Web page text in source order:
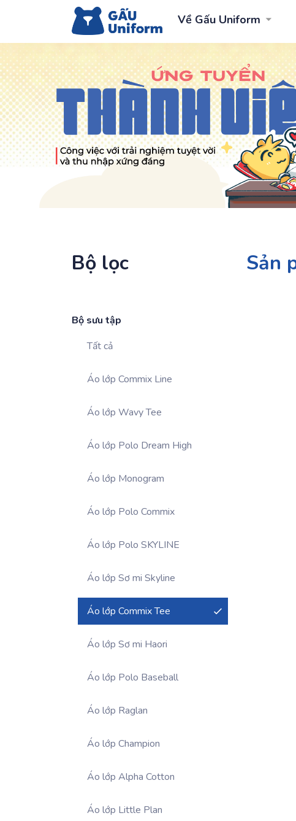
Về Gấu Uniform
Bộ lọc
Bộ sưu tập
Tất cả
Áo lớp Commix Line
Áo lớp Wavy Tee
Áo lớp Polo Dream High
Áo lớp Monogram
Áo lớp Polo Commix
Áo lớp Polo SKYLINE
Áo lớp Sơ mi Skyline
Áo lớp Commix Tee
Áo lớp Sơ mi Haori
Áo lớp Polo Baseball
Áo lớp Raglan
Áo lớp Champion
Áo lớp Alpha Cotton
Áo lớp Little Plan
Sản